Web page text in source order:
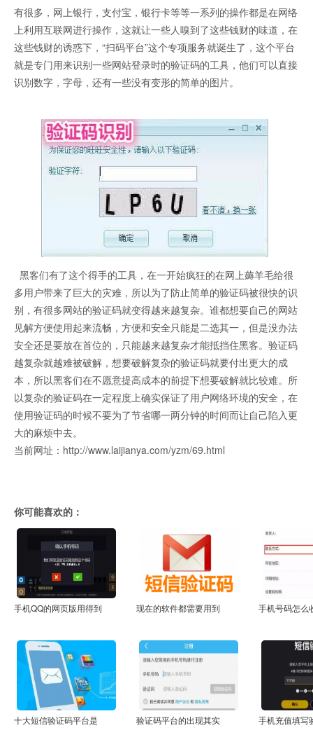
有很多，网上银行，支付宝，银行卡等等一系列的操作都是在网络
上利用互联网进行操作，这就让一些人嗅到了这些钱财的味道，在
这些钱财的诱惑下，“扫码平台”这个专项服务就诞生了，这个平台
就是专门用来识别一些网站登录时的验证码的工具，他们可以直接
识别数字，字母，还有一些没有变形的简单的图片。
黑客们有了这个得手的工具，在一开始疯狂的在网上薅羊毛给很
多用户带来了巨大的灾难，所以为了防止简单的验证码被很快的识
别，有很多网站的验证码就变得越来越复杂。谁都想要自己的网站
见解方便使用起来流畅，方便和安全只能是二选其一，但是没办法
安全还是要放在首位的，只能越来越复杂才能抵挡住黑客。验证码
越复杂就越难被破解，想要破解复杂的验证码就要付出更大的成
本，所以黑客们在不愿意提高成本的前提下想要破解就比较难。所
以复杂的验证码在一定程度上确实保证了用户网络环境的安全，在
使用验证码的时候不要为了节省哪一两分钟的时间而让自己陷入更
大的麻烦中去。
当前网址：http://www.laijianya.com/yzm/69.html
你可能喜欢的：
手机QQ的网页版用得到 现在的软件都需要用到 手机号码怎么
十大短信验证码平台是 验证码平台的出现其实 手机充值填写